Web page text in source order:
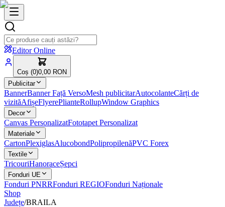
Editor Online
Coș (0)0,00 RON
Publicitar
BannerBanner Față VersoMesh publicitarAutocolanteCărți de
vizităAfișeFlyerePlianteRollupWindow Graphics
Decor
Canvas PersonalizatFototapet Personalizat
Materiale
CartonPlexiglasAlucobondPolipropilenăPVC Forex
Textile
TricouriHanoraceȘepci
Fonduri UE
Fonduri PNRRFonduri REGIOFonduri Naționale
Shop
Județe/BRAILA